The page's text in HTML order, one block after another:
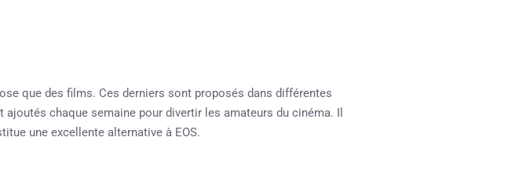
que des films. Ces derniers sont proposés dans différentes
chaque semaine pour divertir les amateurs du cinéma. Il
une excellente alternative à EOS.